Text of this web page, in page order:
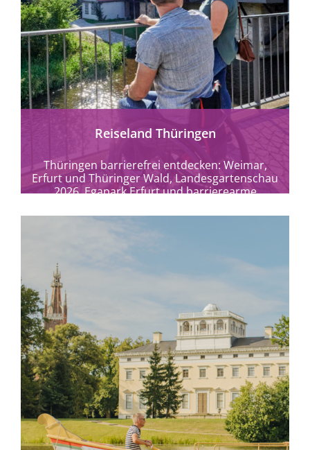
mehr erfahren
Reiseland Thüringen
Thüringen barrierefrei entdecken: Weimar,
Erfurt und Thüringer Wald, Landesgartenschau
2026, Egapark Erfurt und barrierearme
mehr erfahren